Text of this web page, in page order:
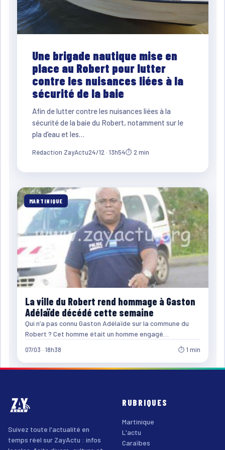
Une brigade nautique mise en
place au Robert pour lutter
contre les nuisances liées à la
sécurité de la baie
Afin de lutter contre les nuisances liées à la
sécurité de la baie du Robert, notamment sur le
pla d’eau et les…
Rédaction ZayActu24/12 · 13h54⏱ 2 min
MARTINIQUE
La ville du Robert rend hommage à Gaston
Adélaïde décédé cette semaine
Qui n’a pas connu Gaston Adélaïde sur la commune du
Robert ? Cet homme était un homme engagé…
07/03 · 18h38 ⏱ 1 min
Suivez toute l'actualité en
temps réel sur ZayActu : infos
RUBRIQUES
Martinique
L'actu
Caraïbes